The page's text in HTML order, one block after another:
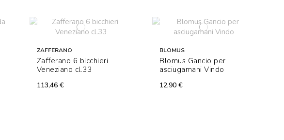
ZAFFERANO
Zafferano 6 bicchieri
Veneziano cl.33
113,46 €
BLOMUS
Blomus Gancio per
asciugamani Vindo
12,90 €